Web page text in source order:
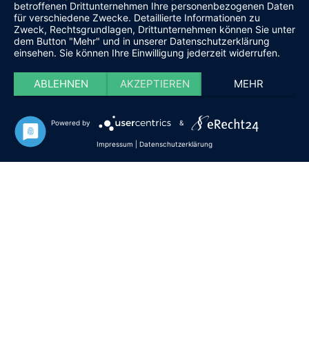
Alle News
© 2026 Karriere im Süden
Kontakt
Nutzungsbedingungen
Impressum
betroffenen Drittunternehmen Ihre personenbezogenen Daten
für verschiedene Zwecke. Detaillierte Informationen zu
Zweck, Rechtsgrundlagen, Drittunternehmen können Sie unter
dem Button "Mehr" und in unserer Datenschutzerklärung
einsehen. Sie können Ihre Einwilligung jederzeit widerrufen.
ABLEHNEN AKZEPTIEREN MEHR
Powered by &
Impressum Datenschutzerklärung